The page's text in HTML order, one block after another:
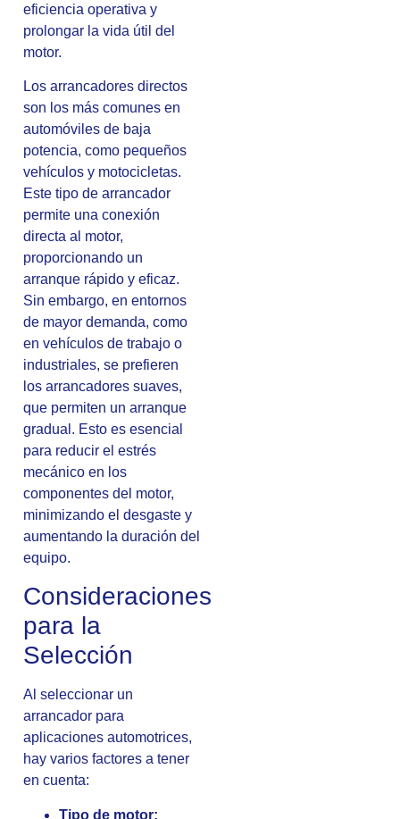
eficiencia operativa y
prolongar la vida útil del
motor.
Los arrancadores directos
son los más comunes en
automóviles de baja
potencia, como pequeños
vehículos y motocicletas.
Este tipo de arrancador
permite una conexión
directa al motor,
proporcionando un
arranque rápido y eficaz.
Sin embargo, en entornos
de mayor demanda, como
en vehículos de trabajo o
industriales, se prefieren
los arrancadores suaves,
que permiten un arranque
gradual. Esto es esencial
para reducir el estrés
mecánico en los
componentes del motor,
minimizando el desgaste y
aumentando la duración del
equipo.
Consideraciones
para la
Selección
Al seleccionar un
arrancador para
aplicaciones automotrices,
hay varios factores a tener
en cuenta:
Tipo de motor: